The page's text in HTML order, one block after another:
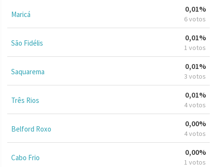
Maricá
0,01%
6 votos
São Fidélis
0,01%
1 votos
Saquarema
0,01%
3 votos
Três Rios
0,01%
4 votos
Belford Roxo
0,00%
4 votos
Cabo Frio
0,00%
1 votos